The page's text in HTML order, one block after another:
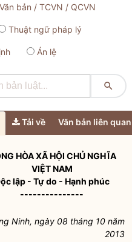
Văn bản / TCVN / QCVN
Thuật ngữ pháp lý
Án lệ

Tải về Văn bản liên quan
HÒA XÃ HỘI CHỦ NGHĨA
VIỆT NAM
lập - Tự do - Hạnh phúc
---------------
Ninh, ngày 08 tháng 10 năm
2013